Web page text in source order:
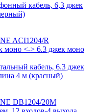
кабель, 6,3 джек
кабель, 6.3 джек
4 м (красный)